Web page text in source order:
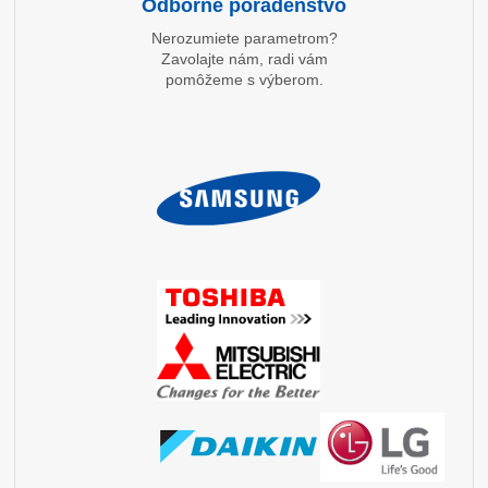
Odborné poradenstvo
Nerozumiete parametrom?
Zavolajte nám, radi vám
pomôžeme s výberom.